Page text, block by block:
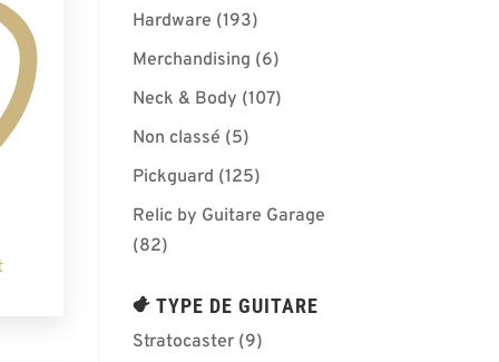
Hardware (193)
Merchandising (6)
Neck & Body (107)
Non classé (5)
Pickguard (125)
Relic by Guitare Garage
(82)
TYPE DE GUITARE
Stratocaster (9)